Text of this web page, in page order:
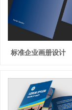
标准企业画册设计